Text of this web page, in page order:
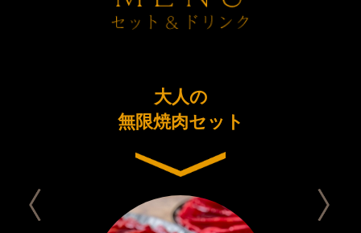
大人の
無限焼肉セット